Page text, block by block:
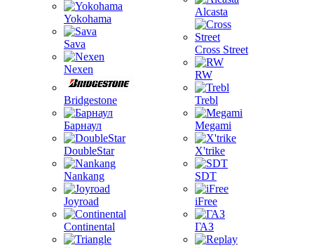
Yokohama
Sava
Nexen
Bridgestone
Барнаул
DoubleStar
Nankang
Joyroad
Continental
Alcasta
Cross Street
RW
Trebl
Megami
X'trike
SDT
iFree
ГАЗ